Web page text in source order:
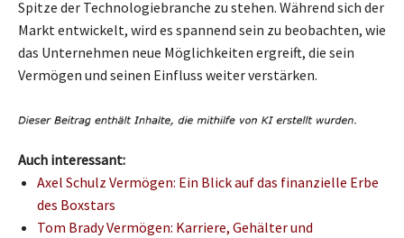
Spitze der Technologiebranche zu stehen. Während sich der
Markt entwickelt, wird es spannend sein zu beobachten, wie
das Unternehmen neue Möglichkeiten ergreift, die sein
Vermögen und seinen Einfluss weiter verstärken.
Auch interessant:
Axel Schulz Vermögen: Ein Blick auf das finanzielle Erbe
des Boxstars
Tom Brady Vermögen: Karriere, Gehälter und